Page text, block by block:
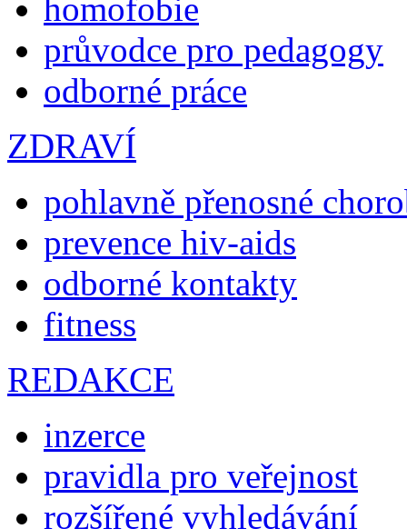
homofobie
průvodce pro pedagogy
odborné práce
ZDRAVÍ
pohlavně přenosné
prevence hiv-aids
odborné kontakty
fitness
REDAKCE
inzerce
pravidla pro veřejnost
rozšířené vyhledávání